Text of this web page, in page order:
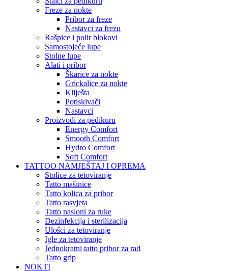
Freze za nokte
Pribor za freze
Nastavci za frezu
Rašpice i polir blokovi
Samostojeće lupe
Stolne lupe
Alati i pribor
Škarice za nokte
Grickalice za nokte
Kliješta
Potiskivači
Nastavci
Proizvodi za pedikuru
Energy Comfort
Smooth Comfort
Hydro Comfort
Soft Comfort
TATTOO NAMJEŠTAJ I OPREMA
Stolice za tetoviranje
Tatto mašinice
Tatto kolica za pribor
Tatto rasvjeta
Tatto nasloni za ruke
Dezinfekcija i sterilizacija
Ulošci za tetoviranje
Igle za tetoviranje
Jednokratni tatto pribor za rad
Tatto grip
NOKTI